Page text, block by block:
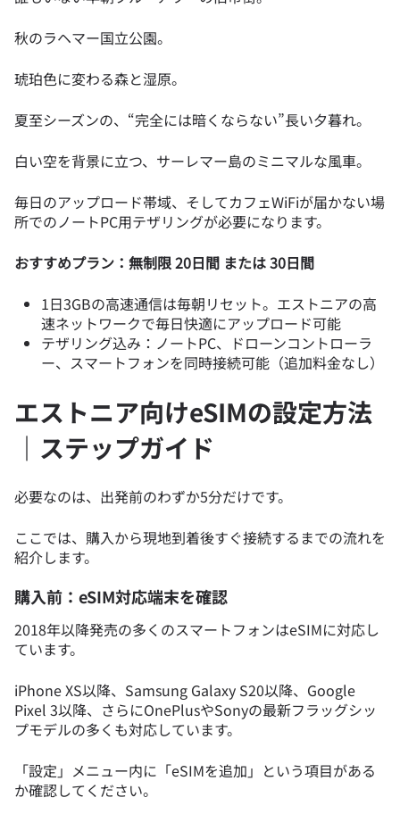
秋のラヘマー国立公園。
琥珀色に変わる森と湿原。
夏至シーズンの、“完全には暗くならない”長い夕暮れ。
白い空を背景に立つ、サーレマー島のミニマルな風車。
毎日のアップロード帯域、そしてカフェWiFiが届かない場
所でのノートPC用テザリングが必要になります。
おすすめプラン：無制限 20日間 または 30日間
1日3GBの高速通信は毎朝リセット。エストニアの高
速ネットワークで毎日快適にアップロード可能
テザリング込み：ノートPC、ドローンコントローラ
ー、スマートフォンを同時接続可能（追加料金なし）
エストニア向けeSIMの設定方法
｜ステップガイド
必要なのは、出発前のわずか5分だけです。
ここでは、購入から現地到着後すぐ接続するまでの流れを
紹介します。
購入前：eSIM対応端末を確認
2018年以降発売の多くのスマートフォンはeSIMに対応し
ています。
iPhone XS以降、Samsung Galaxy S20以降、Google
Pixel 3以降、さらにOnePlusやSonyの最新フラッグシッ
プモデルの多くも対応しています。
「設定」メニュー内に「eSIMを追加」という項目がある
か確認してください。